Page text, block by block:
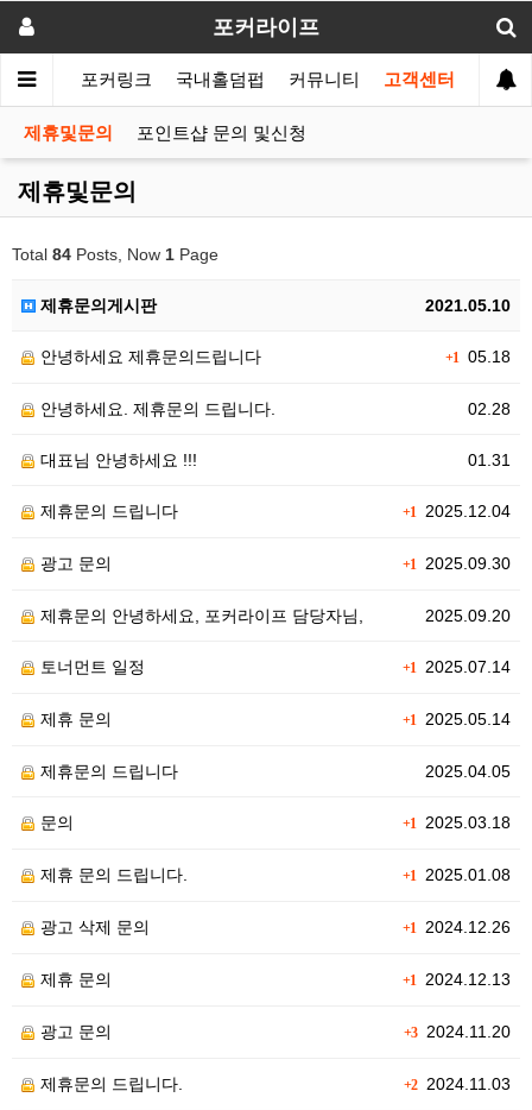
포커라이프
포커인 포커링크 국내홀덤펍 커뮤니티 고객센터
제휴및문의 포인트샵 문의 및신청
제휴및문의
Total 84 Posts, Now 1 Page
2021.05.10
제휴문의게시판
+1 05.18
안녕하세요 제휴문의드립니다
02.28
안녕하세요. 제휴문의 드립니다.
01.31
대표님 안녕하세요 !!!
+1 2025.12.04
제휴문의 드립니다
+1 2025.09.30
광고 문의
2025.09.20
제휴문의 안녕하세요, 포커라이프 담당자님,
+1 2025.07.14
토너먼트 일정
+1 2025.05.14
제휴 문의
2025.04.05
제휴문의 드립니다
+1 2025.03.18
문의
+1 2025.01.08
제휴 문의 드립니다.
+1 2024.12.26
광고 삭제 문의
+1 2024.12.13
제휴 문의
+32024.11.20
광고 문의
+22024.11.03
제휴문의 드립니다.